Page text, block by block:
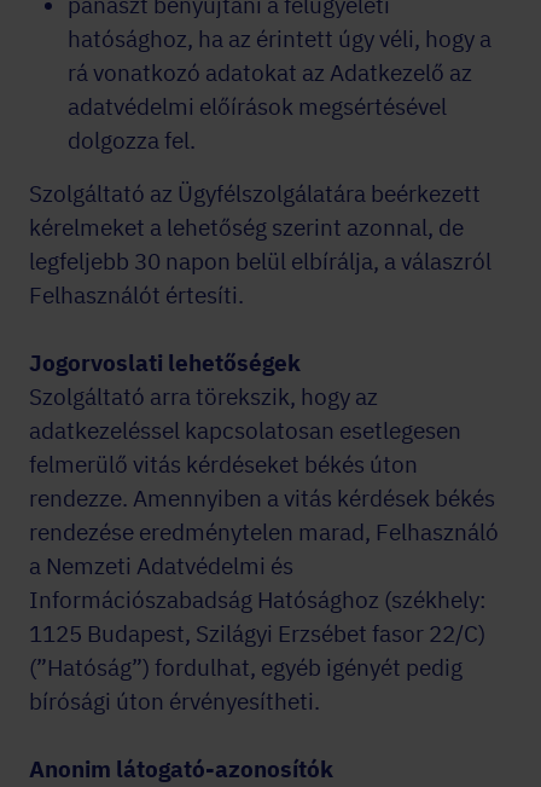
hatósághoz, ha az érintett úgy véli, hogy a
rá vonatkozó adatokat az Adatkezelő az
adatvédelmi előírások megsértésével
dolgozza fel.
Szolgáltató az Ügyfélszolgálatára beérkezett
kérelmeket a lehetőség szerint azonnal, de
legfeljebb 30 napon belül elbírálja, a válaszról
Felhasználót értesíti.
Jogorvoslati lehetőségek
Szolgáltató arra törekszik, hogy az
adatkezeléssel kapcsolatosan esetlegesen
felmerülő vitás kérdéseket békés úton
rendezze. Amennyiben a vitás kérdések békés
rendezése eredménytelen marad, Felhasználó
a Nemzeti Adatvédelmi és
Információszabadság Hatósághoz (székhely:
1125 Budapest, Szilágyi Erzsébet fasor 22/C)
(”Hatóság”) fordulhat, egyéb igényét pedig
bírósági úton érvényesítheti.
Anonim látogató-azonosítók